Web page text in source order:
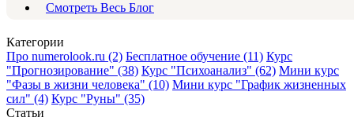
Смотреть Весь Блог
Категории
Про numerolook.ru (2) Бесплатное обучение (11) Курс
"Прогнозирование" (38) Курс "Психоанализ" (62) Мини курс
"Фазы в жизни человека" (10) Мини курс "График жизненных
сил" (4) Курс "Руны" (35)
Статьи